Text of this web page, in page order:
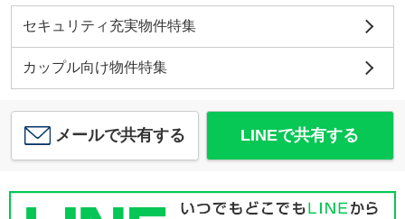
セキュリティ充実物件特集
カップル向け物件特集
メールで共有する LINEで共有する